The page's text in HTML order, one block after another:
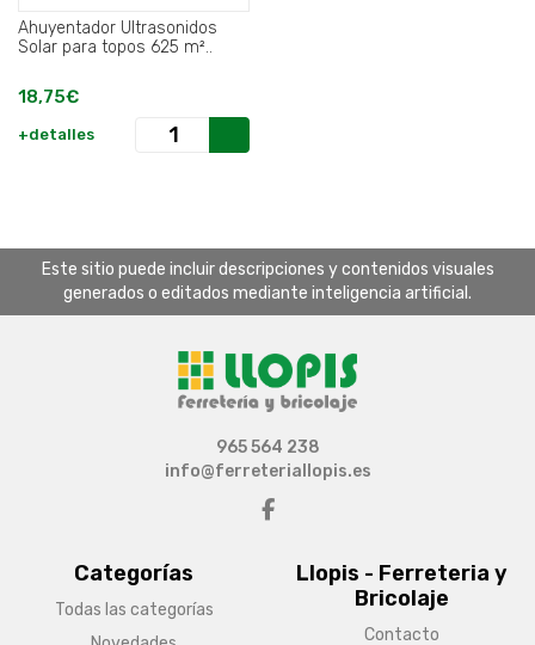
Ahuyentador Ultrasonidos
Solar para topos 625 m²..
18,75€
+detalles
Este sitio puede incluir descripciones y contenidos visuales
generados o editados mediante inteligencia artificial.
Categorías
Todas las categorías
Llopis - Ferreteria y
Bricolaje
Contacto
965 564 238
info@ferreteriallopis.es